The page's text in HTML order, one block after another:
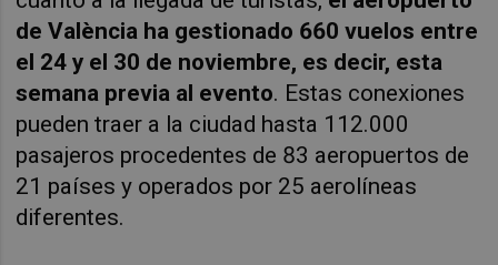
de València ha gestionado 660 vuelos entre
el 24 y el 30 de noviembre, es decir, esta
semana previa al evento. Estas conexiones
pueden traer a la ciudad hasta 112.000
pasajeros procedentes de 83 aeropuertos de
21 países y operados por 25 aerolíneas
diferentes.